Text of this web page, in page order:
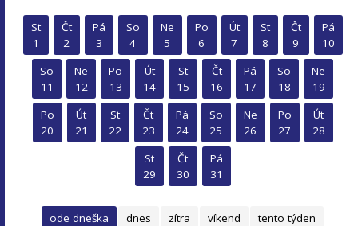
St
1
Čt
2
Pá
3
So
4
Ne
5
Po
6
Út
7
St
8
Čt
9
Pá
10
So
11
Ne
12
Po
13
Út
14
St
15
Čt
16
Pá
17
So
18
Ne
19
Po
20
Út
21
St
22
Čt
23
Pá
24
So
25
Ne
26
Po
27
Út
28
St
29
Čt
30
Pá
31
ode dneška dnes zítra víkend
tento týden